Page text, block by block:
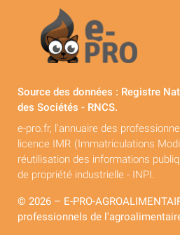
Source des données : Registre
des Sociétés - RNCS.
e-pro.fr, l'annuaire des
licence IMR (Immatriculations
réutilisation des informations
de propriété industrielle - INPI.
© 2026 – E-PRO-
professionnels de